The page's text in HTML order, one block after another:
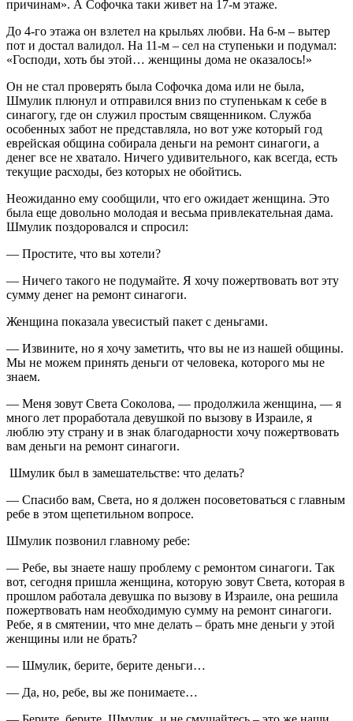
причинам». А Софочка таки живет на 17-м этаже.
До 4-го этажа он взлетел на крыльях любви. На 6-м – вытер
пот и достал валидол. На 11-м – сел на ступеньки и подумал:
«Господи, хоть бы этой… женщины дома не оказалось!»
Он не стал проверять была Софочка дома или не была,
Шмулик плюнул и отправился вниз по ступенькам к себе в
синагогу, где он служил простым священником. Служба
особенных забот не представляла, но вот уже который год
еврейская община собирала деньги на ремонт синагоги, а
денег все не хватало. Ничего удивительного, как всегда, есть
текущие расходы, без которых не обойтись.
Неожиданно ему сообщили, что его ожидает женщина. Это
была еще довольно молодая и весьма привлекательная дама.
Шмулик поздоровался и спросил:
— Простите, что вы хотели?
— Ничего такого не подумайте. Я хочу пожертвовать вот эту
сумму денег на ремонт синагоги.
Женщина показала увесистый пакет с деньгами.
— Извините, но я хочу заметить, что вы не из нашей общины.
Мы не можем принять деньги от человека, которого мы не
знаем.
— Меня зовут Света Соколова, — продолжила женщина, — я
много лет проработала девушкой по вызову в Израиле, я
люблю эту страну и в знак благодарности хочу пожертвовать
вам деньги на ремонт синагоги.
Шмулик был в замешательстве: что делать?
— Спасибо вам, Света, но я должен посоветоваться с главным
ребе в этом щепетильном вопросе.
Шмулик позвонил главному ребе:
— Ребе, вы знаете нашу проблему с ремонтом синагоги. Так
вот, сегодня пришла женщина, которую зовут Света, которая в
прошлом работала девушка по вызову в Израиле, она решила
пожертвовать нам необходимую сумму на ремонт синагоги.
Ребе, я в смятении, что мне делать – брать мне деньги у этой
женщины или не брать?
— Шмулик, берите, берите деньги…
— Да, но, ребе, вы же понимаете…